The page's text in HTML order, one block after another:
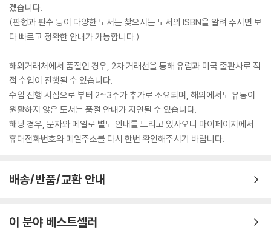
겠습니다.
(판형과 판수 등이 다양한 도서는 찾으시는 도서의 ISBN을 알려 주시면 보
다 빠르고 정확한 안내가 가능합니다.)
해외거래처에서 품절인 경우, 2차 거래선을 통해 유럽과 미국 출판사로 직
접 수입이 진행될 수 있습니다.
수입 진행 시점으로 부터 2~3주가 추가로 소요되며, 해외에서도 유통이
원활하지 않은 도서는 품절 안내가 지연될 수 있습니다.
해당 경우, 문자와 메일로 별도 안내를 드리고 있사오니 마이페이지에서
휴대전화번호와 메일주소를 다시 한번 확인해주시기 바랍니다.
배송/반품/교환 안내
이 분야 베스트셀러